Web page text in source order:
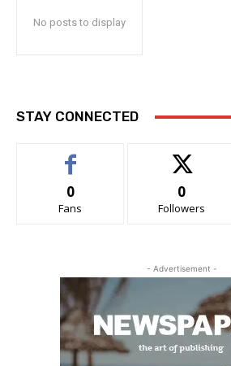
No posts to display
STAY CONNECTED
0
Fans
0
Followers
- Advertisement -